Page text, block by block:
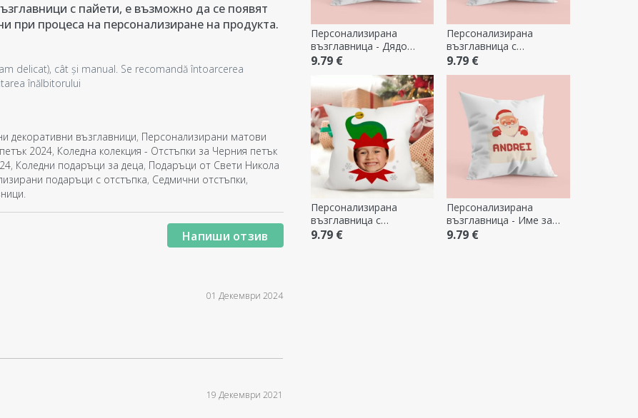
Персонализирана
възглавница - Дядо
Коледа
9.79 €
Персонализирана
възглавница с
фотография - Весела
Коледа
9.79 €
Персонализирана
възглавница с
фотография - Spiridus
9.79 €
Персонализирана
възглавница - Име за
Дядо Коледа
9.79 €
с пайети, е възможно да се появят
при процеса на персонализиране на продукта.
delicat), cât și manual. Se recomandă întoarcerea
înălbitorului
декоративни възглавници, Персонализирани матови
2024, Коледна колекция - Отстъпки за Черния петък
, Коледни подаръци за деца, Подаръци от Свети Никола
подаръци с отстъпка, Седмични отстъпки,
.
Напиши отзив
01 Декември 2024
19 Декември 2021